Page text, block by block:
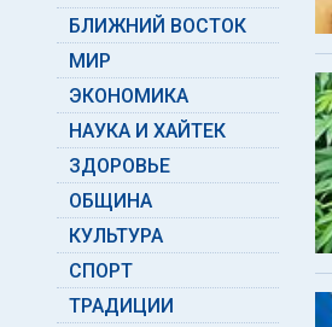
БЛИЖНИЙ ВОСТОК
МИР
ЭКОНОМИКА
НАУКА И ХАЙТЕК
ЗДОРОВЬЕ
ОБЩИНА
КУЛЬТУРА
СПОРТ
ТРАДИЦИИ